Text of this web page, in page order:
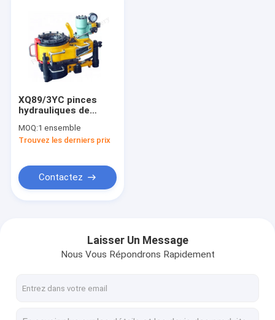
XQ89/3YC pinces
hydrauliques de
7/8" 3 1/2 »
MOQ:1 ensemble
Trouvez les derniers prix
Contactez
Laisser Un Message
Nous Vous Répondrons Rapidement